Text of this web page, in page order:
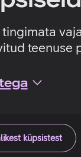
teenuse
küpsistest